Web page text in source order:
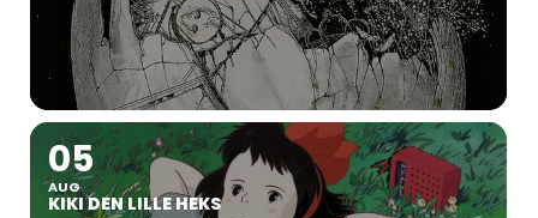
05
AUG
KIKI DEN LILLE HEKS